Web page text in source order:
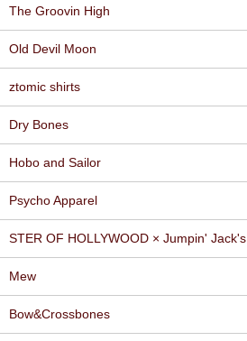
The Groovin High
Old Devil Moon
ztomic shirts
Dry Bones
Hobo and Sailor
Psycho Apparel
STER OF HOLLYWOOD × Jumpin' Jack's
Mew
Bow&Crossbones